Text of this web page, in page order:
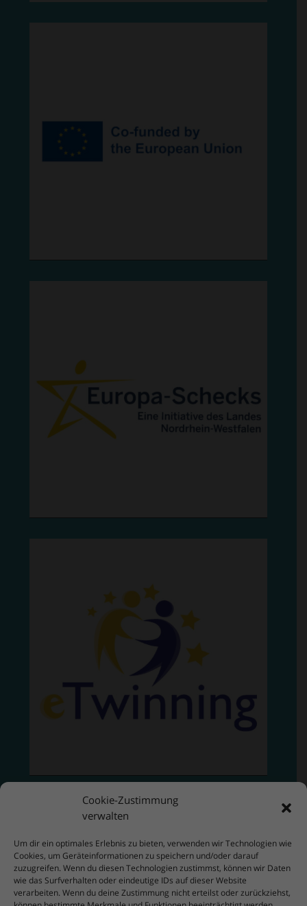
Cookie-Zustimmung
verwalten
Um dir ein optimales Erlebnis zu bieten, verwenden wir Technologien wie
Cookies, um Geräteinformationen zu speichern und/oder darauf
zuzugreifen. Wenn du diesen Technologien zustimmst, können wir Daten
wie das Surfverhalten oder eindeutige IDs auf dieser Website
verarbeiten. Wenn du deine Zustimmung nicht erteilst oder zurückziehst,